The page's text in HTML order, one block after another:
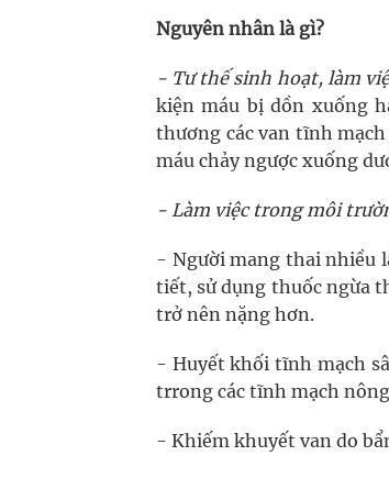
Nguyên nhân là gì?
- Tư thế sinh hoạt, làm
kiện máu bị dồn xuống
thương các van tĩnh
máu chảy ngược xuống
- Làm việc trong môi
- Người mang thai nhiều
tiết, sử dụng thuốc ngừa
trở nên nặng hơn.
- Huyết khối tĩnh mạch
trrong các tĩnh mạch nông
- Khiếm khuyết van do